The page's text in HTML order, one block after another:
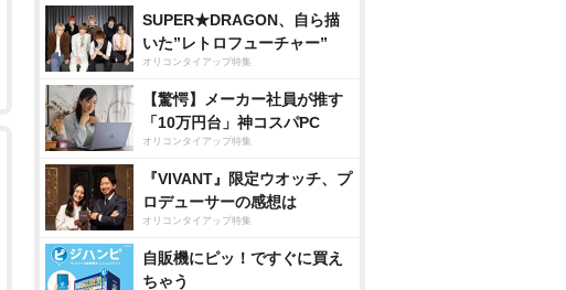
SUPER★DRAGON、自ら描
いた”レトロフューチャー”
オリコンタイアップ特集
【驚愕】メーカー社員が推す
「10万円台」神コスパPC
オリコンタイアップ特集
『VIVANT』限定ウオッチ、プ
ロデューサーの感想は
オリコンタイアップ特集
自販機にピッ！ですぐに買え
ちゃう